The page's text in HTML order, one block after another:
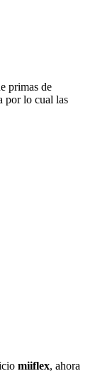
primas de
por lo cual las
miiflex, ahora